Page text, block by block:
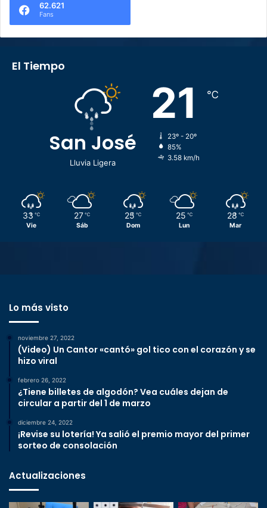
62.621
Fans
El Tiempo
San José
Lluvia Ligera
21 ℃
23º - 20º
85%
3.58 km/h
33 ℃
Vie
27 ℃
Sáb
25 ℃
Dom
25 ℃
Lun
28 ℃
Mar
Lo más visto
noviembre 27, 2022
(Video) Un Cantor «cantó» gol tico con el corazón y se
hizo viral
febrero 26, 2022
¿Tiene billetes de algodón? Vea cuáles dejan de
circular a partir del 1 de marzo
diciembre 24, 2022
¡Revise su lotería! Ya salió el premio mayor del primer
sorteo de consolación
Actualizaciones